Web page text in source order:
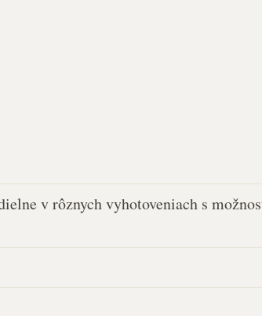
v rôznych vyhotoveniach s